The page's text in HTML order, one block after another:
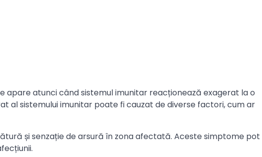
apare atunci când sistemul imunitar reacționează exagerat la o
al sistemului imunitar poate fi cauzat de diverse factori, cum ar
și senzație de arsură în zona afectată. Aceste simptome pot